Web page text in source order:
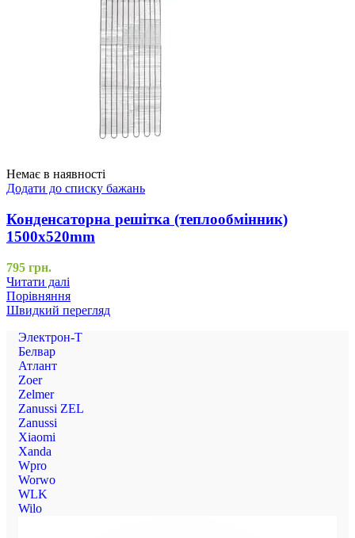
Немає в наявності
Додати до списку бажань
Конденсаторна решітка (теплообмінник)
1500x520mm
795 грн.
Читати далі
Порівняння
Швидкий перегляд
Электрон-Т
Белвар
Атлант
Zoer
Zelmer
Zanussi ZEL
Zanussi
Xiaomi
Xanda
Wpro
Worwo
WLK
Wilo